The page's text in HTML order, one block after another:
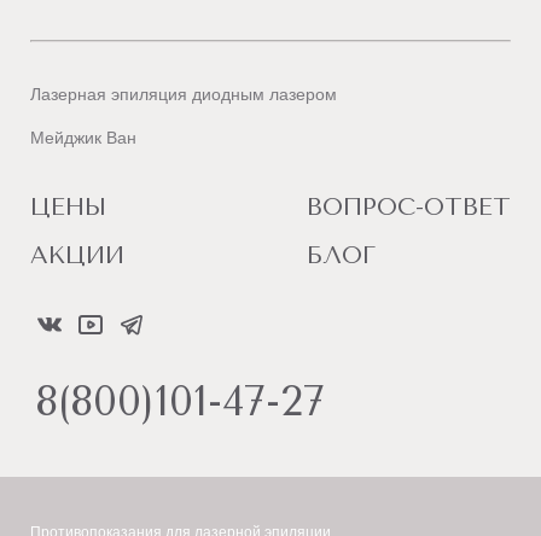
Лазерная эпиляция диодным лазером
Мейджик Ван
ЦЕНЫ
АКЦИИ
ВОПРОС-ОТВЕТ
БЛОГ
8(800)101-47-27
Противопоказания для лазерной эпиляции